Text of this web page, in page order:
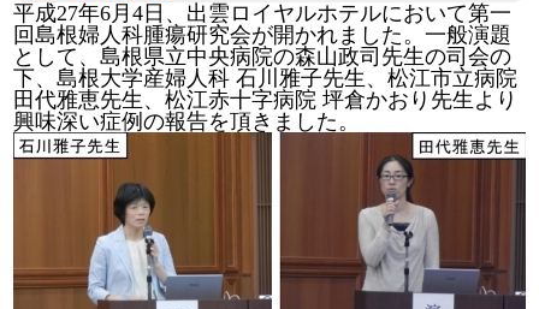
平成27年6月4日、出雲ロイヤルホテルにおいて第一
回島根婦人科腫瘍研究会が開かれました。一般演題
として、島根県立中央病院の森山政司先生の司会の
下、島根大学産婦人科 石川雅子先生、松江市立病院
田代雅恵先生、松江赤十字病院 坪倉かおり先生より
興味深い症例の報告を頂きました。